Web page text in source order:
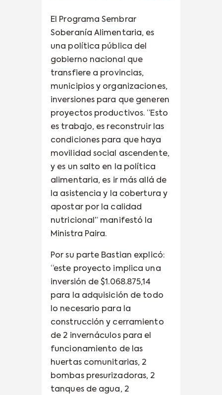
El Programa Sembrar
Soberanía Alimentaria, es
una política pública del
gobierno nacional que
transfiere a provincias,
municipios y organizaciones,
inversiones para que generen
proyectos productivos. “Esto
es trabajo, es reconstruir las
condiciones para que haya
movilidad social ascendente,
y es un salto en la política
alimentaria, es ir más allá de
la asistencia y la cobertura y
apostar por la calidad
nutricional” manifestó la
Ministra Paira.
Por su parte Bastian explicó:
“este proyecto implica una
inversión de $1.068.875,14
para la adquisición de todo
lo necesario para la
construcción y cerramiento
de 2 invernáculos para el
funcionamiento de las
huertas comunitarias, 2
bombas presurizadoras, 2
tanques de agua, 2